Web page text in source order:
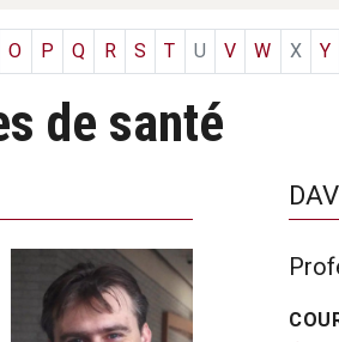
O P Q R S T U V W X Y
de santé